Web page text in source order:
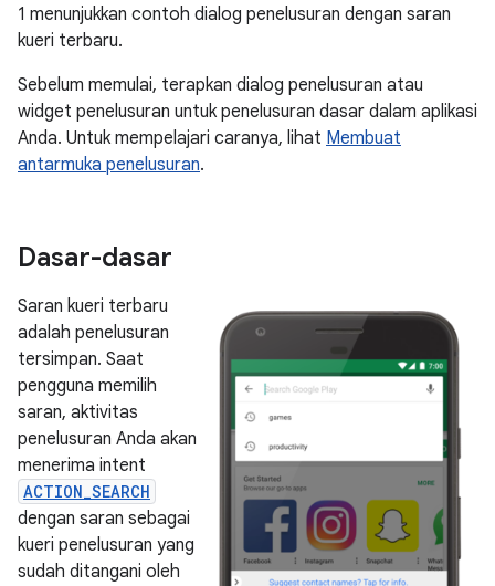
1 menunjukkan contoh dialog penelusuran dengan saran
kueri terbaru.
Sebelum memulai, terapkan dialog penelusuran atau
widget penelusuran untuk penelusuran dasar dalam aplikasi
Anda. Untuk mempelajari caranya, lihat Membuat
antarmuka penelusuran.
Dasar-dasar
Saran kueri terbaru
adalah penelusuran
tersimpan. Saat
pengguna memilih
saran, aktivitas
penelusuran Anda akan
menerima intent
ACTION_SEARCH
dengan saran sebagai
kueri penelusuran yang
sudah ditangani oleh